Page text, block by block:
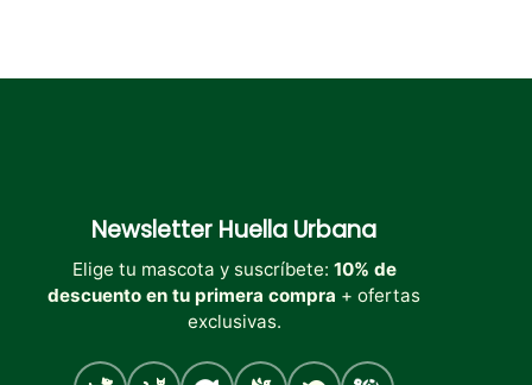
Newsletter Huella Urbana
Elige tu mascota y suscríbete: 10% de
descuento en tu primera compra + ofertas
exclusivas.